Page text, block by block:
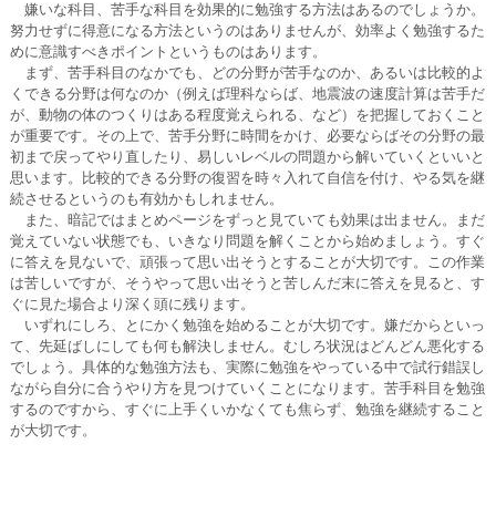
嫌いな科目、苦手な科目を効果的に勉強する方法はあるのでしょうか。
努力せずに得意になる方法というのはありませんが、効率よく勉強するた
めに意識すべきポイントというものはあります。
まず、苦手科目のなかでも、どの分野が苦手なのか、あるいは比較的よ
くできる分野は何なのか（例えば理科ならば、地震波の速度計算は苦手だ
が、動物の体のつくりはある程度覚えられる、など）を把握しておくこと
が重要です。その上で、苦手分野に時間をかけ、必要ならばその分野の最
初まで戻ってやり直したり、易しいレベルの問題から解いていくといいと
思います。比較的できる分野の復習を時々入れて自信を付け、やる気を継
続させるというのも有効かもしれません。
また、暗記ではまとめページをずっと見ていても効果は出ません。まだ
覚えていない状態でも、いきなり問題を解くことから始めましょう。すぐ
に答えを見ないで、頑張って思い出そうとすることが大切です。この作業
は苦しいですが、そうやって思い出そうと苦しんだ末に答えを見ると、す
ぐに見た場合より深く頭に残ります。
いずれにしろ、とにかく勉強を始めることが大切です。嫌だからといっ
て、先延ばしにしても何も解決しません。むしろ状況はどんどん悪化する
でしょう。具体的な勉強方法も、実際に勉強をやっている中で試行錯誤し
ながら自分に合うやり方を見つけていくことになります。苦手科目を勉強
するのですから、すぐに上手くいかなくても焦らず、勉強を継続すること
が大切です。